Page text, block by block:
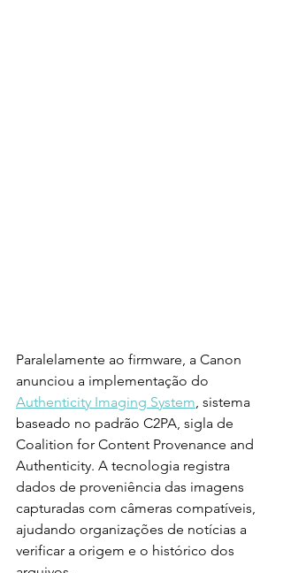
Paralelamente ao firmware, a Canon
anunciou a implementação do
Authenticity Imaging System, sistema
baseado no padrão C2PA, sigla de
Coalition for Content Provenance and
Authenticity. A tecnologia registra
dados de proveniência das imagens
capturadas com câmeras compatíveis,
ajudando organizações de notícias a
verificar a origem e o histórico dos